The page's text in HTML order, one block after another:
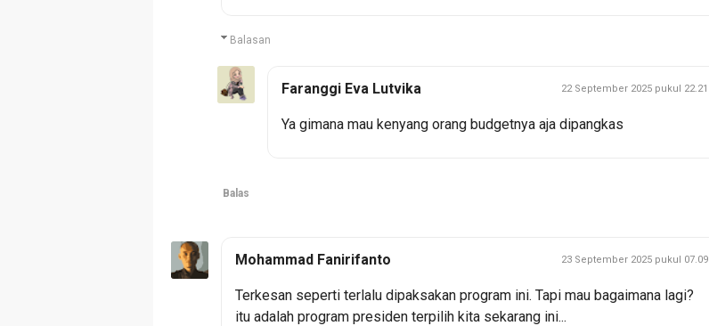
Balasan
Faranggi Eva Lutvika 22 September 2025 pukul 22.21
Ya gimana mau kenyang orang budgetnya aja dipangkas
Balas
Mohammad Fanirifanto 23 September 2025 pukul 07.09
Terkesan seperti terlalu dipaksakan program ini. Tapi mau bagaimana lagi?
itu adalah program presiden terpilih kita sekarang ini...